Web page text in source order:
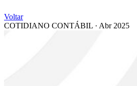
Voltar
COTIDIANO CONTÁBIL · Abr 2025